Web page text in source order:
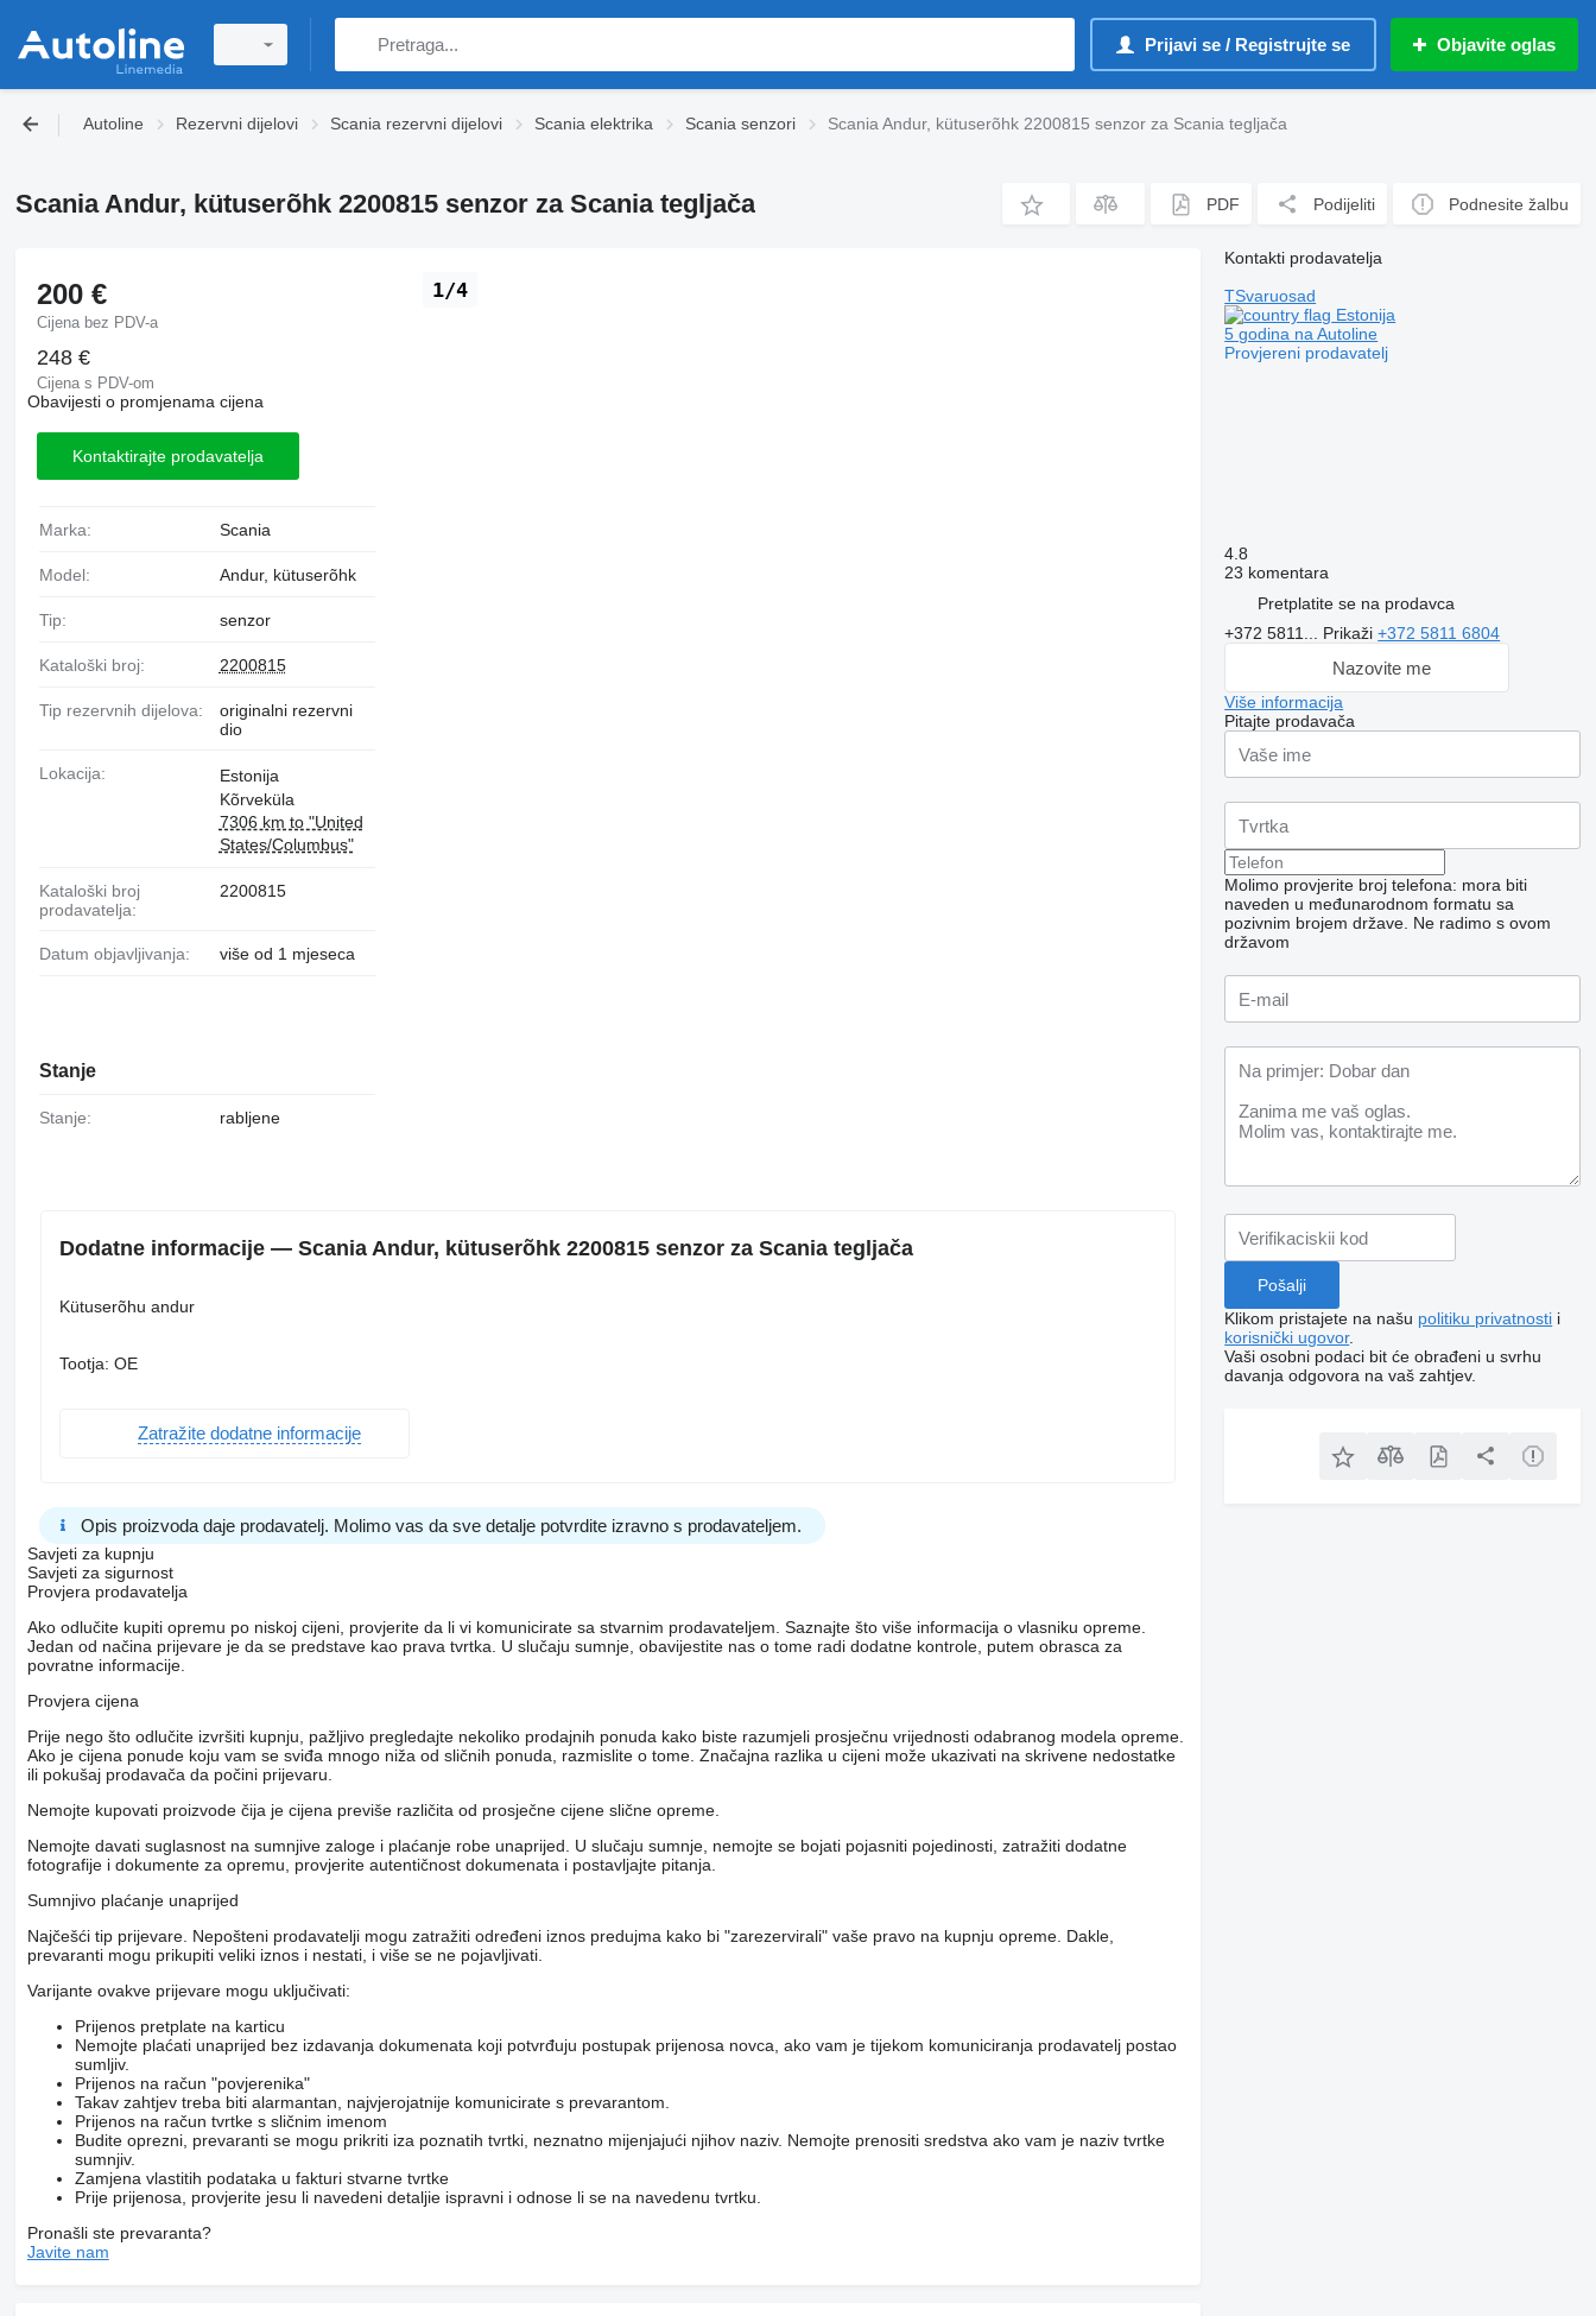
Prijavi se / Registrujte se Objavite oglas
Autoline Rezervni dijelovi Scania rezervni dijelovi Scania elektrika Scania senzori Scania Andur, kütuserõhk 2200815 senzor za Scania tegljača
Scania Andur, kütuserõhk 2200815 senzor za Scania tegljača PDF Podijeliti Podnesite žalbu
Zatražite dodatne
fotografije
1/4
200 €
Cijena bez PDV-a
248 €
Cijena s PDV-om
Obavijesti o promjenama cijena
Kontaktirajte prodavatelja
Marka: Scania
Model: Andur, kütuserõhk
Tip: senzor
Kataloški broj: 2200815
Tip rezervnih dijelova:
originalni rezervni
dio
Lokacija:
Estonija
Kõrveküla
7306 km to "United
States/Columbus"
Kataloški broj
prodavatelja:
2200815
Datum objavljivanja: više od 1 mjeseca
Stanje
Stanje: rabljene
Dodatne informacije — Scania Andur, kütuserõhk 2200815 senzor za Scania tegljača
Kütuserõhu andur
Tootja: OE
Zatražite dodatne informacije
Opis proizvoda daje prodavatelj. Molimo vas da sve detalje potvrdite izravno s prodavateljem.
Savjeti za kupnju
Savjeti za sigurnost
Provjera prodavatelja
Ako odlučite kupiti opremu po niskoj cijeni, provjerite da li vi komunicirate sa stvarnim prodavateljem. Saznajte što više informacija o vlasniku opreme.
Jedan od načina prijevare je da se predstave kao prava tvrtka. U slučaju sumnje, obavijestite nas o tome radi dodatne kontrole, putem obrasca za
povratne informacije.
Provjera cijena
Prije nego što odlučite izvršiti kupnju, pažljivo pregledajte nekoliko prodajnih ponuda kako biste razumjeli prosječnu vrijednosti odabranog modela opreme.
Ako je cijena ponude koju vam se sviđa mnogo niža od sličnih ponuda, razmislite o tome. Značajna razlika u cijeni može ukazivati ​​na skrivene nedostatke
ili pokušaj prodavača da počini prijevaru.
Nemojte kupovati proizvode čija je cijena previše različita od prosječne cijene slične opreme.
Nemojte davati suglasnost na sumnjive zaloge i plaćanje robe unaprijed. U slučaju sumnje, nemojte se bojati pojasniti pojedinosti, zatražiti dodatne
fotografije i dokumente za opremu, provjerite autentičnost dokumenata i postavljajte pitanja.
Sumnjivo plaćanje unaprijed
Najčešći tip prijevare. Nepošteni prodavatelji mogu zatražiti određeni iznos predujma kako bi "zarezervirali" vaše pravo na kupnju opreme. Dakle,
prevaranti mogu prikupiti veliki iznos i nestati, i više se ne pojavljivati.
Varijante ovakve prijevare mogu uključivati:
Prijenos pretplate na karticu
Nemojte plaćati unaprijed bez izdavanja dokumenata koji potvrđuju postupak prijenosa novca, ako vam je tijekom komuniciranja prodavatelj postao
sumljiv.
Prijenos na račun "povjerenika"
Takav zahtjev treba biti alarmantan, najvjerojatnije komunicirate s prevarantom.
Prijenos na račun tvrtke s sličnim imenom
Budite oprezni, prevaranti se mogu prikriti iza poznatih tvrtki, neznatno mijenjajući njihov naziv. Nemojte prenositi sredstva ako vam je naziv tvrtke
sumnjiv.
Zamjena vlastitih podataka u fakturi stvarne tvrtke
Prije prijenosa, provjerite jesu li navedeni detaljie ispravni i odnose li se na navedenu tvrtku.
Pronašli ste prevaranta?
Javite nam
Kontakti prodavatelja
TSvaruosad
Estonija
5 godina na Autoline
Provjereni prodavatelj
4.8
23 komentara
Pretplatite se na prodavca
+372 5811... Prikaži+372 5811 6804
Nazovite me
Više informacija
Pitajte prodavača
Molimo provjerite broj telefona: mora biti
naveden u međunarodnom formatu sa
pozivnim brojem države. Ne radimo s ovom
državom
Klikom pristajete na našu politiku privatnosti i
korisnički ugovor.
Vaši osobni podaci bit će obrađeni u svrhu
davanja odgovora na vaš zahtjev.